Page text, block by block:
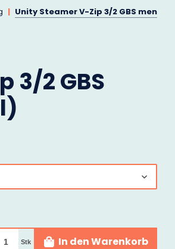
Unity Steamer V-Zip 3/2 GBS men
3/2 GBS
Stk In den Warenkorb